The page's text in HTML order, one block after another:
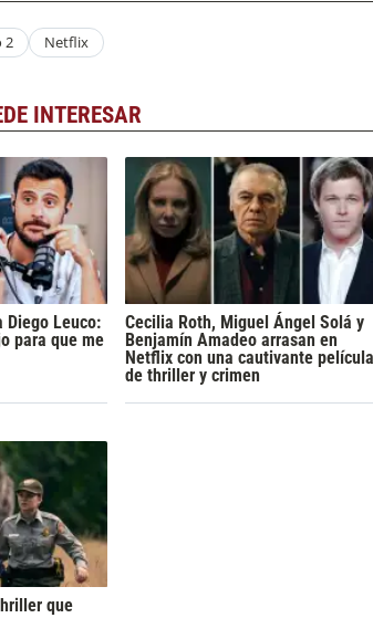
2 Netflix
INTERESAR
Diego Leuco:
para que me
Cecilia Roth, Miguel Ángel Solá y
Benjamín Amadeo arrasan en
Netflix con una cautivante película
de thriller y crimen
que